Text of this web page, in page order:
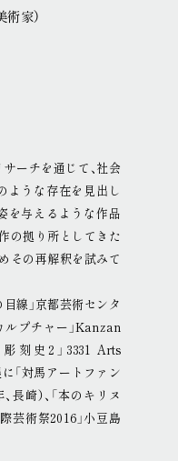
術家）
ーチを通じて、社会
ような存在を見出し
を与えるような作品
の拠り所としてきた
その再解釈を試みて
線」京都芸術センタ
ルプチャー」Kanzan
彫刻史2」3331 Arts
「対馬アートファン
長崎）、「本のキリヌ
際芸術祭2016」小豆島